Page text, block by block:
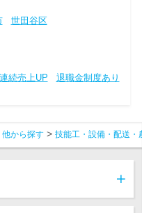
世田谷区
続売上UP
退職金制度あり
から探す 技能工・設備・配送・